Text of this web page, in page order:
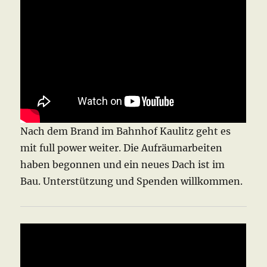
Nach dem Brand im Bahnhof Kaulitz geht es
mit full power weiter. Die Aufräumarbeiten
haben begonnen und ein neues Dach ist im
Bau. Unterstützung und Spenden willkommen.